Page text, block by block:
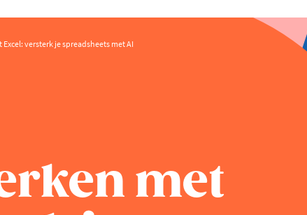
versterk je spreadsheets met AI
met